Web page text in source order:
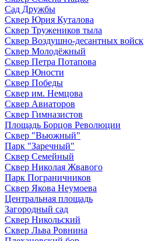
Сад Дружбы
Сквер Юрия Куталова
Сквер Тружеников тыла
Сквер Воздушно-десантных войск
Сквер Молодёжный
Сквер Петра Потапова
Сквер Юности
Сквер Победы
Сквер им. Немцова
Сквер Авиаторов
Сквер Гимназистов
Площадь Борцов Революции
Сквер "Вьюжный"
Парк "Заречный"
Сквер Семейный
Сквер Николая Жвавого
Парк Пограничников
Сквер Якова Неумоева
Центральная площадь
Загородный сад
Сквер Никольский
Сквер Льва Ровнина